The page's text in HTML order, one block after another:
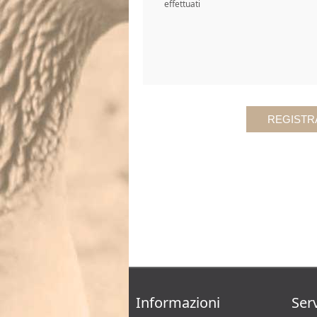
effettuati
Informazioni